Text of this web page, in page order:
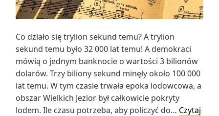
Co działo się trylion sekund temu? A trylion
sekund temu było 32 000 lat temu! A demokraci
mówią o jednym banknocie o wartości 3 bilionów
dolarów. Trzy biliony sekund minęły około 100 000
lat temu. W tym czasie trwała epoka lodowcowa, a
obszar Wielkich Jezior był całkowicie pokryty
lodem. Ile czasu potrzeba, aby policzyć do… Czytaj